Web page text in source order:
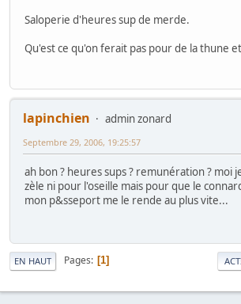
Saloperie d'heures sup de merde.
Qu'est ce qu'on ferait pas pour de la thune
lapinchien
admin zonard
Septembre 29, 2006, 19:25:57
ah bon ? heures sups ? remunération ? moi
zèle ni pour l'oseille mais pour que le
mon p&sseport me le rende au plus vite...
EN HAUT Pages 1